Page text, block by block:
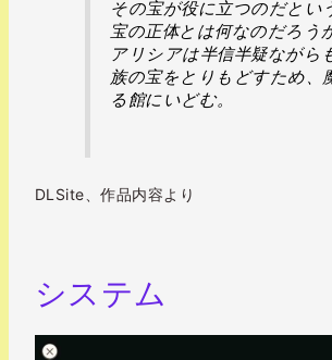
その宝が役に立つのだとい
宝の正体とは何なのだろう
アリシアは半信半疑ながら
族の宝をとりもどすため、
る館にいどむ。
DLSite、作品内容より
システム